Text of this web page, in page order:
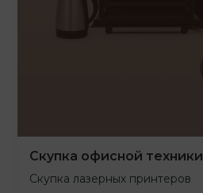
Скупка офисной техники
Скупка лазерных принтеров